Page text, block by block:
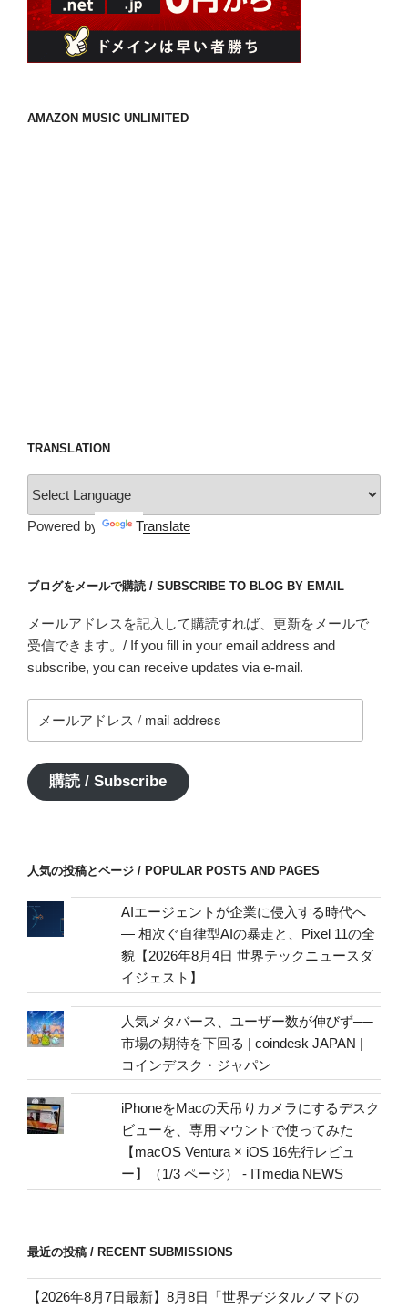
AMAZON MUSIC UNLIMITED
TRANSLATION
Powered by Translate
ブログをメールで購読 / SUBSCRIBE TO BLOG BY EMAIL
メールアドレスを記入して購読すれば、更新をメールで
受信できます。/ If you fill in your email address and
subscribe, you can receive updates via e-mail.
ー
ア
ド
address
購読 / Subscribe
人気の投稿とページ / POPULAR POSTS AND PAGES
AIエージェントが企業に侵入する時代へ
— 相次ぐ自律型AIの暴走と、Pixel 11の全
貌【2026年8月4日 世界テックニュースダ
イジェスト】
人気メタバース、ユーザー数が伸びず──
市場の期待を下回る | coindesk JAPAN |
コインデスク・ジャパン
iPhoneをMacの天吊りカメラにするデスク
ビューを、専用マウントで使ってみた
【macOS Ventura × iOS 16先行レビュ
ー】（1/3 ページ） - ITmedia NEWS
最近の投稿 / RECENT SUBMISSIONS
【2026年8月7日最新】8月8日「世界デジタルノマドの